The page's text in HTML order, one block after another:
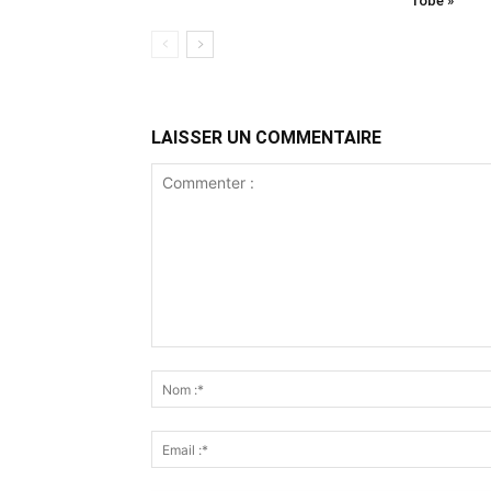
LAISSER UN COMMENTAIRE